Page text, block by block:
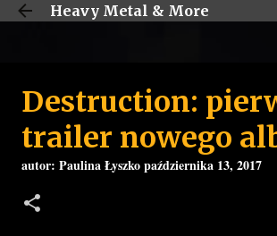
Przejdź do głównej
Heavy Metal & More
Destruction:
trailer nowego
autor: Paulina Łyszkopaździernika 13, 2017